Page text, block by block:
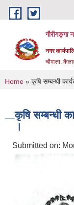
Skip to main content
गौरीगङ्गा
नगर
चौमाला,
You are
Home » कृषि सम्बन्धी
कृषि सम्बन्धी
।
Submitted on: